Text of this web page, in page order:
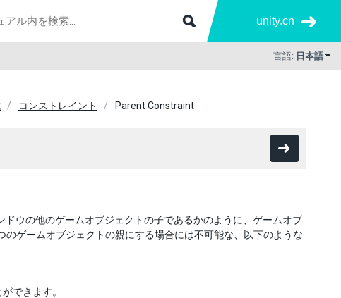
unity.cn
言語: 日本語
コンストレイント Parent Constraint
ウの他のゲームオブジェクトの子であるかのように、ゲームオブ
ゲームオブジェクトの親にする場合には不可能な、以下のような
できます。